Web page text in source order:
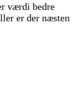
værdi bedre
er der næsten